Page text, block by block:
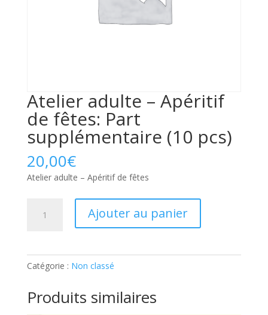
Atelier adulte – Apéritif
de fêtes: Part
supplémentaire (10 pcs)
20,00€
Atelier adulte – Apéritif de fêtes
Apéritif
fêtes:
Ajouter au panier
Catégorie : Non classé
Produits similaires